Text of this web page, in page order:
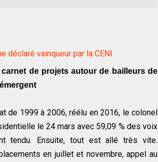
déclaré vainqueur par la CENI
de projets autour de bailleurs de
de 1999 à 2006, réélu en 2016, le colonel
le 24 mars avec 59,09 % des voix
tendu. Ensuite, tout est allé très vite.
en juillet et novembre, appel au